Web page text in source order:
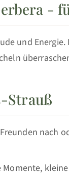
-
und
Strauß
nach